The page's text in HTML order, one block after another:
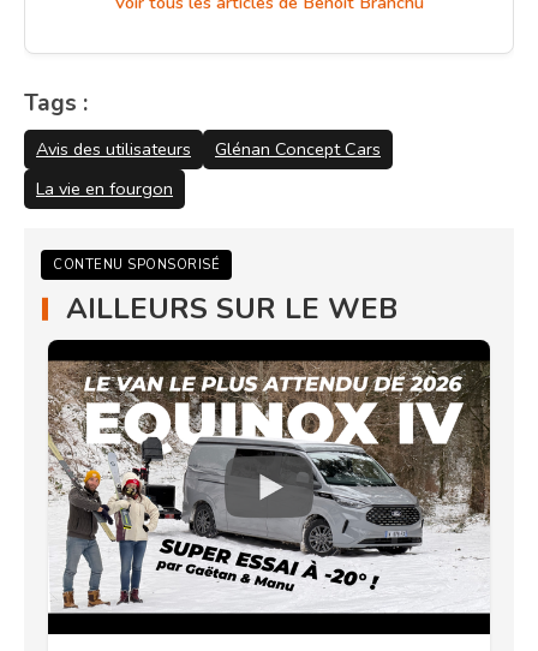
Tags :
Avis des utilisateurs
Glénan Concept Cars
La vie en fourgon
CONTENU SPONSORISÉ
AILLEURS SUR LE WEB